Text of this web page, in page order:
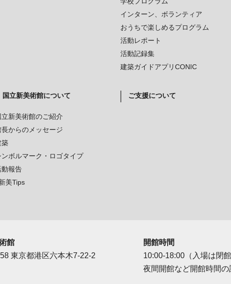
インターン、ボランティア
おうちで楽しめるプログラム
活動レポート
活動記録集
建築ガイドアプリCONIC
国立新美術館について
立新美術館のご紹介
長からのメッセージ
築
ンボルマーク・ロゴタイプ
動報告
美Tips
ご支援について
館
東京都港区六本木7-22-2
開館時間
10:00-18:00（入場は閉
夜間開館など開館時間の